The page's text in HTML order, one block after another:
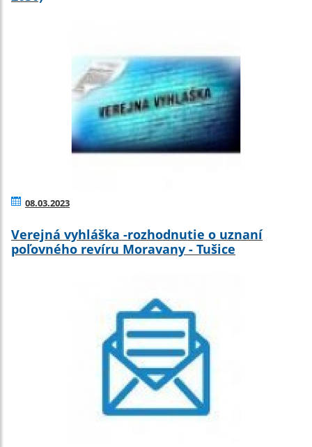
08.03.2023
Verejná vyhláška -rozhodnutie o uznaní
poľovného revíru Moravany - Tušice